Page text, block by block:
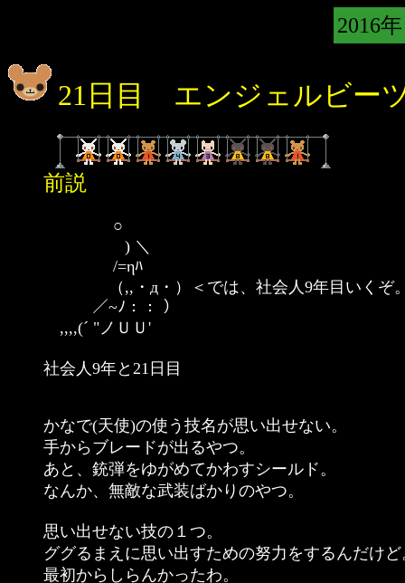
2016
21日目 エンジェルビー
前説
○
) ＼
/=ηﾊ
（,,・д・）＜では、社会人9年目いくぞ
／~ﾉ：： ）
,,,,(´ "ノＵＵ'
社会人9年と21日目
かなで(天使)の使う技名が思い出せない。
手からブレードが出るやつ。
あと、銃弾をゆがめてかわすシールド。
なんか、無敵な武装ばかりのやつ。
思い出せない技の１つ。
ググるまえに思い出すための努力をするんだけど
最初からしらんかったわ。